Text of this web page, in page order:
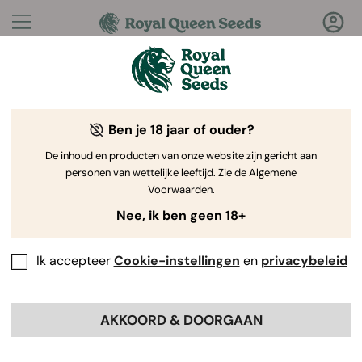
Vragen?Antwoorden!
Welkom bij de Royal Queen Seeds Help Center
Help Center > Producten en
Back
Ben je 18 jaar of ouder?
De inhoud en producten van onze website zijn gericht aan
personen van wettelijke leeftijd. Zie de Algemene
Voorwaarden.
Nee, ik ben geen 18+
Ik accepteerCookie-instellingen en privacybeleid
AKKOORD & DOORGAAN